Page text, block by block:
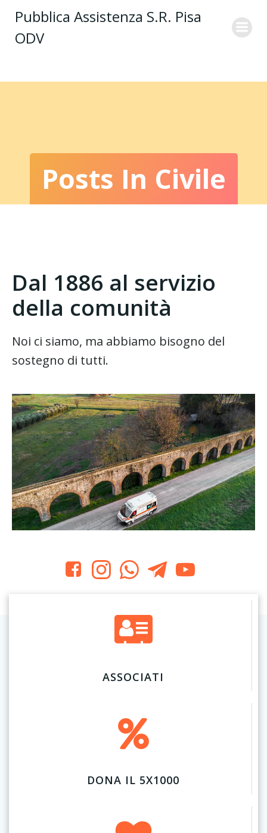
al
Pubblica Assistenza S.R. Pisa
ODV
Posts In Civile
Dal 1886 al servizio
della comunità
Noi ci siamo, ma abbiamo bisogno del
sostegno di tutti.
ASSOCIATI
DONA IL 5X1000